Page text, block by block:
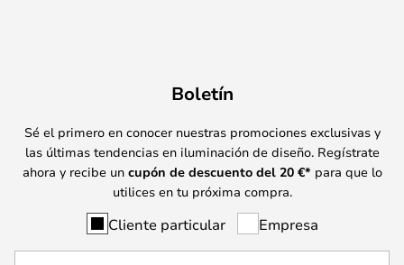
Boletín
Sé el primero en conocer nuestras promociones exclusivas y
las últimas tendencias en iluminación de diseño. Regístrate
ahora y recibe un cupón de descuento del 20 €* para que lo
utilices en tu próxima compra.
Cliente particular Empresa